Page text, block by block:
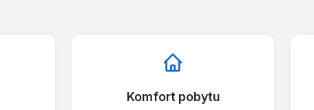
Komfort pobytu